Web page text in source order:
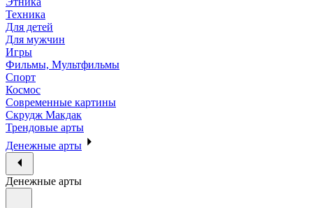
Техника
Для детей
Для мужчин
Игры
Фильмы, Мультфильмы
Спорт
Космос
Современные картины
Скрудж Макдак
Трендовые арты
Денежные арты
Денежные арты